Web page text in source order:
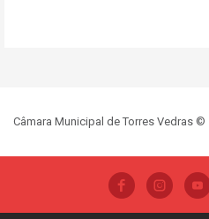
Câmara Municipal de Torres Vedras ©